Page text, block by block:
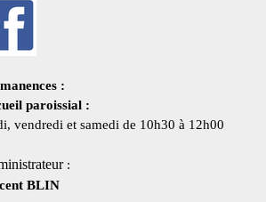
:
paroissial :
vendredi et samedi de 10h30 à 12h00
:
BLIN